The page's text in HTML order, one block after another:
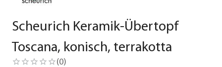
Scheurich Keramik-Übertopf
Toscana, konisch, terrakotta
(0)